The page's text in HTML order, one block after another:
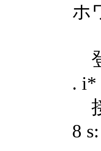
ホ
. i*
8